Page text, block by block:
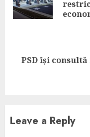
Next
PSD își
Leave a Reply